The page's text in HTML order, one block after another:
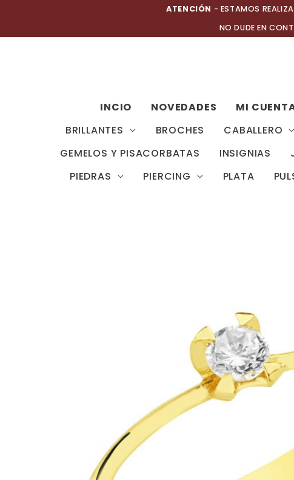
contenido
ATENCIÓN - ESTAMOS
NO DUDE EN
INCIO NOVEDADES MI
BRILLANTES
BROCHES CABALLERO
GEMELOS Y PISACORBATAS
INSIGNIAS
PIEDRAS
PIERCING PLATA